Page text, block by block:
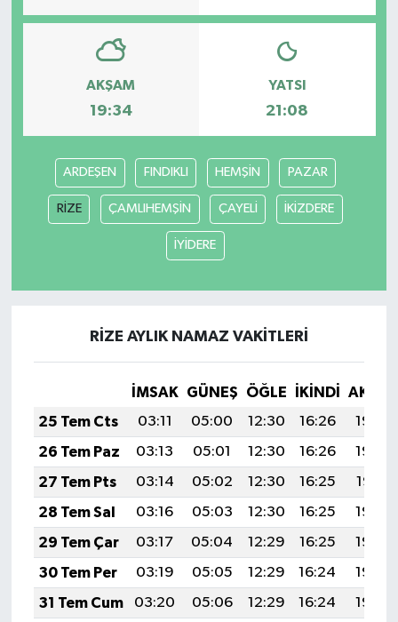
AKŞAM
19:34
YATSI
21:08
ARDEŞEN FINDIKLI HEMŞİN PAZAR
RİZE ÇAMLIHEMŞİN ÇAYELİ İKİZDERE
İYİDERE
RİZE AYLIK NAMAZ VAKITLERI
İMSAK GÜNEŞ ÖĞLE İKINDI
25 Tem Cts
03:11 05:00 12:30 16:26
19:49
26 Tem Paz
03:13 05:01 12:30 16:26
19:48
27 Tem Pts
03:14 05:02 12:30 16:25
19:47
28 Tem Sal
03:16 05:03 12:30 16:25
19:46
29 Tem Çar
03:17 05:04 12:29 16:25
19:45
30 Tem Per
03:19 05:05 12:29 16:24
19:44
31 Tem Cum
03:20 05:06 12:29 16:24
19:43